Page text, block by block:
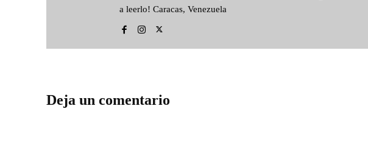
a leerlo! Caracas, Venezuela
Deja un comentario